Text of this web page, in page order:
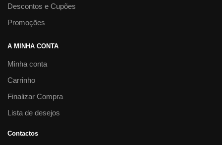
Descontos e Cupões
Promoções
A MINHA CONTA
Minha conta
Carrinho
Finalizar Compra
Lista de desejos
Contactos